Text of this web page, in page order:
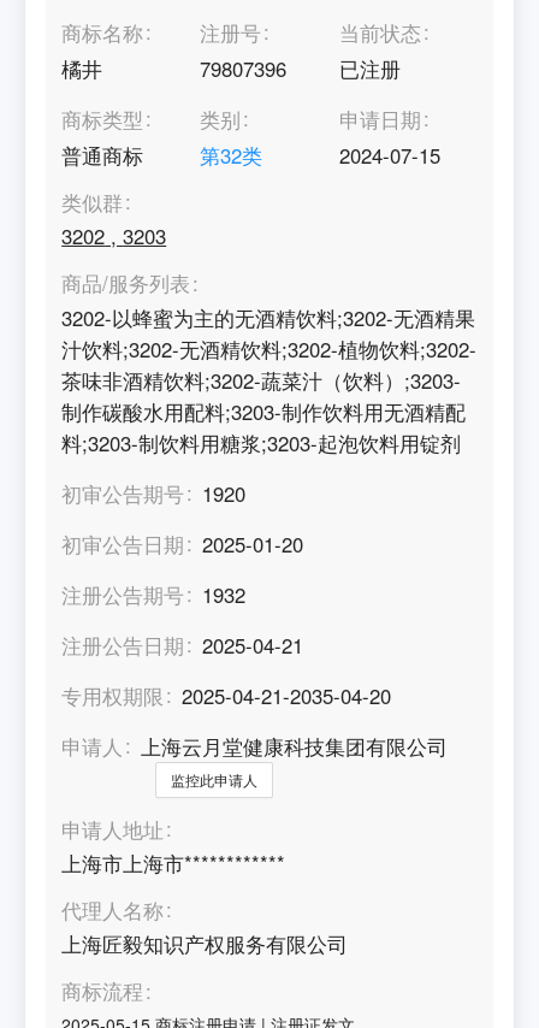
商标名称
橘井
注册号
79807396
当前状态
已注册
商标类型
普通商标
类别
第32类
申请日期
2024-07-15
类似群
3202 ,3203
商品/服务列表
3202-以蜂蜜为主的无酒精饮料;3202-无酒精果
汁饮料;3202-无酒精饮料;3202-植物饮料;3202-
茶味非酒精饮料;3202-蔬菜汁（饮料）;3203-
制作碳酸水用配料;3203-制作饮料用无酒精配
料;3203-制饮料用糖浆;3203-起泡饮料用锭剂
初审公告期号
1920
初审公告日期
2025-01-20
注册公告期号
1932
注册公告日期
2025-04-21
专用权期限
2025-04-21-2035-04-20
申请人
上海云月堂健康科技集团有限公司
监控此申请人
申请人地址
上海市上海市************
代理人名称
上海匠毅知识产权服务有限公司
商标流程